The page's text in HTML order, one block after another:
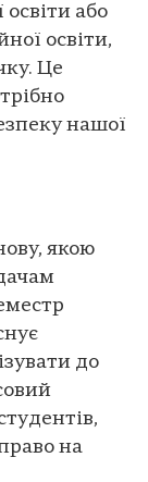
або
освіти,
Це
нашої
якою
до
на